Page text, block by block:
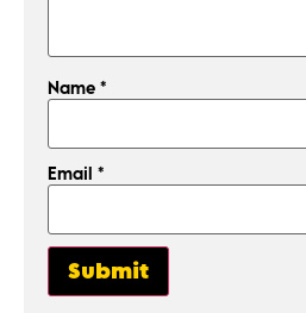
Name *
Email *